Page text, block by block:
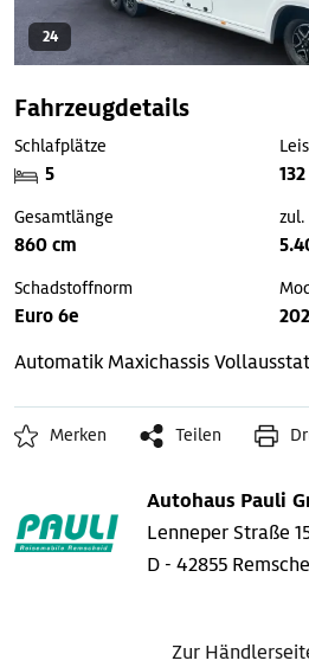
24
Fahrzeugdetails
Schlafplätze
5
Gesamtlänge
860 cm
zul.
Schadstoffnorm
Euro 6e
AutomatikMaxichassis
Merken Teilen
Autohaus Pauli
Lenneper Straße
D - 42855
Zur